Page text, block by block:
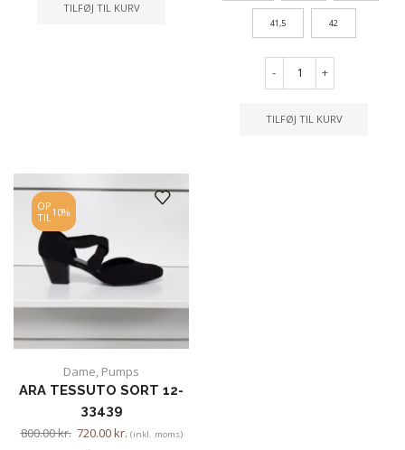
TILFØJ TIL KURV
41,5 42
- +
TILFØJ TIL KURV
OP
TIL10%
Dame, Pumps
ARA TESSUTO SORT 12-
33439
800.00kr. 720.00kr. (inkl. moms)